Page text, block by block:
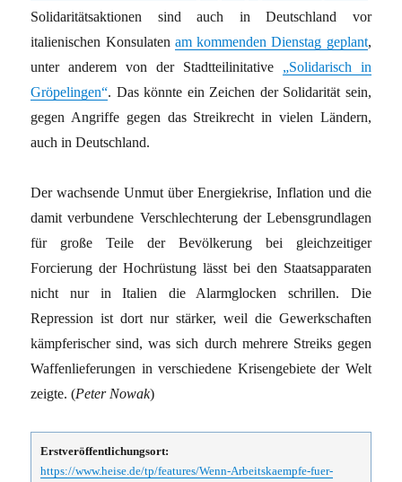
Solidaritätsaktionen sind auch in Deutschland vor
italienischen Konsulaten am kommenden Dienstag geplant,
unter anderem von der Stadtteilinitative „Solidarisch in
Gröpelingen“. Das könnte ein Zeichen der Solidarität sein,
gegen Angriffe gegen das Streikrecht in vielen Ländern,
auch in Deutschland.
Der wachsende Unmut über Energiekrise, Inflation und die
damit verbundene Verschlechterung der Lebensgrundlagen
für große Teile der Bevölkerung bei gleichzeitiger
Forcierung der Hochrüstung lässt bei den Staatsapparaten
nicht nur in Italien die Alarmglocken schrillen. Die
Repression ist dort nur stärker, weil die Gewerkschaften
kämpferischer sind, was sich durch mehrere Streiks gegen
Waffenlieferungen in verschiedene Krisengebiete der Welt
zeigte. (Peter Nowak)
Erstveröffentlichungsort:
https://www.heise.de/tp/features/Wenn-Arbeitskaempfe-fuer-